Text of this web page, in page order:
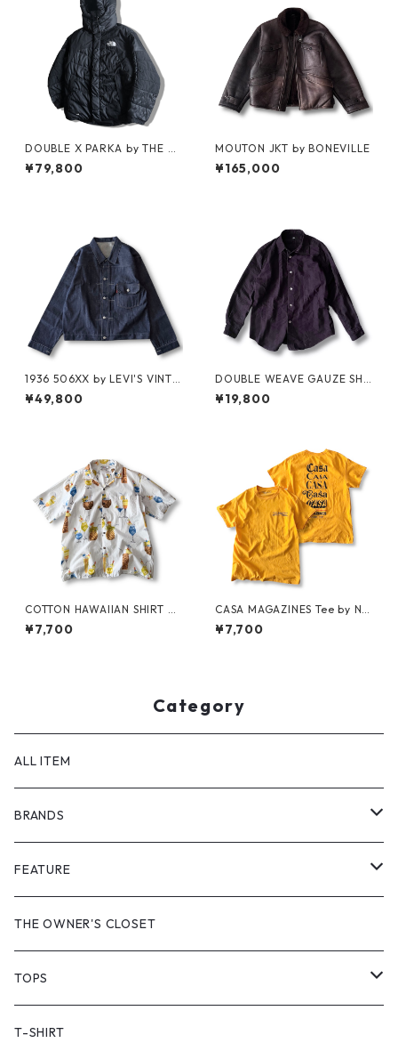
DOUBLE X PARKA by THE N
ORTH FACE
¥79,800
MOUTON JKT by BONEVILLE
¥165,000
1936 506XX by LEVI'S VINTA
GE GLOTHING NO-WASH
¥49,800
DOUBLE WEAVE GAUZE SHI
RT by MIYAKE DESIGN STUDI
O
¥19,800
COTTON HAWAIIAN SHIRT by
PACIFIC LEGEND
¥7,700
CASA MAGAZINES Tee by Nei
ghborhood Spot
¥7,700
Category
ALL ITEM
BRANDS
GHOST ALMOSTBLACK
PRODUCT TWELVE
BAICYCLON
Little Yarmouth
FEATURE
NEW VINTAGE
Supreme
Stussy
VINTAGE OUTDOOR
ARC'TERYX
RTW VINTAGE
THE OWNER'S CLOSET
TOPS
JACKET
T-SHIRT